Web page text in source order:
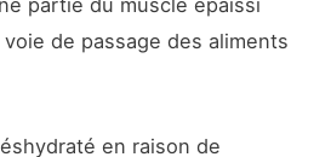
partie du muscle épaissi
de passage des aliments
en raison de